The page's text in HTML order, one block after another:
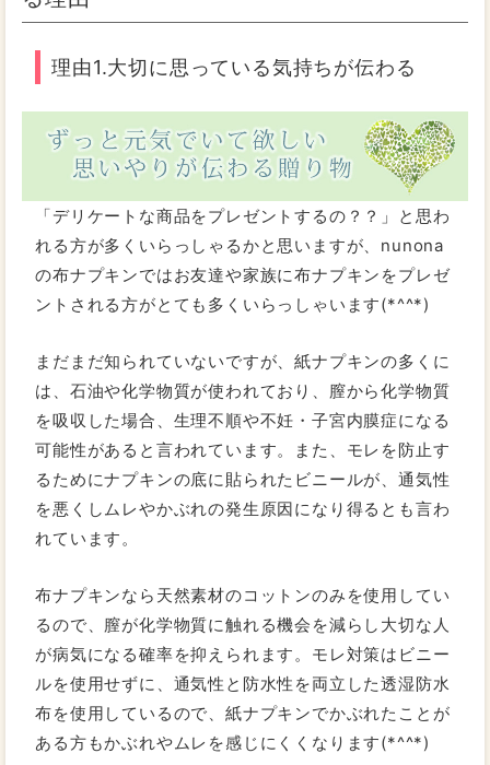
理由1.大切に思っている気持ちが伝わる
「デリケートな商品をプレゼントするの？？」と思わ
れる方が多くいらっしゃるかと思いますが、nunona
の布ナプキンではお友達や家族に布ナプキンをプレゼ
ントされる方がとても多くいらっしゃいます(*^^*)
まだまだ知られていないですが、紙ナプキンの多くに
は、石油や化学物質が使われており、膣から化学物質
を吸収した場合、生理不順や不妊・子宮内膜症になる
可能性があると言われています。また、モレを防止す
るためにナプキンの底に貼られたビニールが、通気性
を悪くしムレやかぶれの発生原因になり得るとも言わ
れています。
布ナプキンなら天然素材のコットンのみを使用してい
るので、膣が化学物質に触れる機会を減らし大切な人
が病気になる確率を抑えられます。モレ対策はビニー
ルを使用せずに、通気性と防水性を両立した透湿防水
布を使用しているので、紙ナプキンでかぶれたことが
ある方もかぶれやムレを感じにくくなります(*^^*)